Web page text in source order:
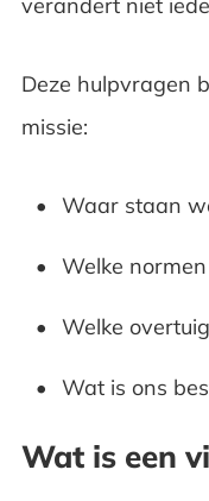
Deze hulpvragen
missie:
Waar staan
Welke
Welke
Wat is ons
Wat is een